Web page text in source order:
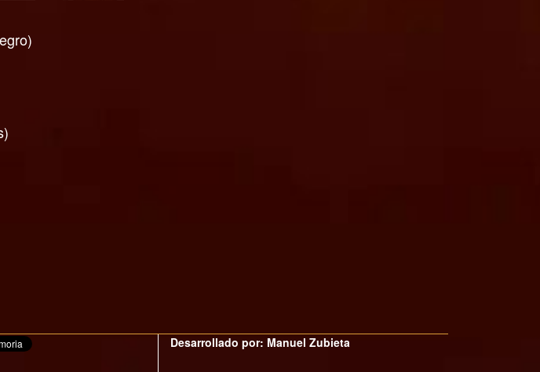
Desarrollado por: Manuel Zubieta